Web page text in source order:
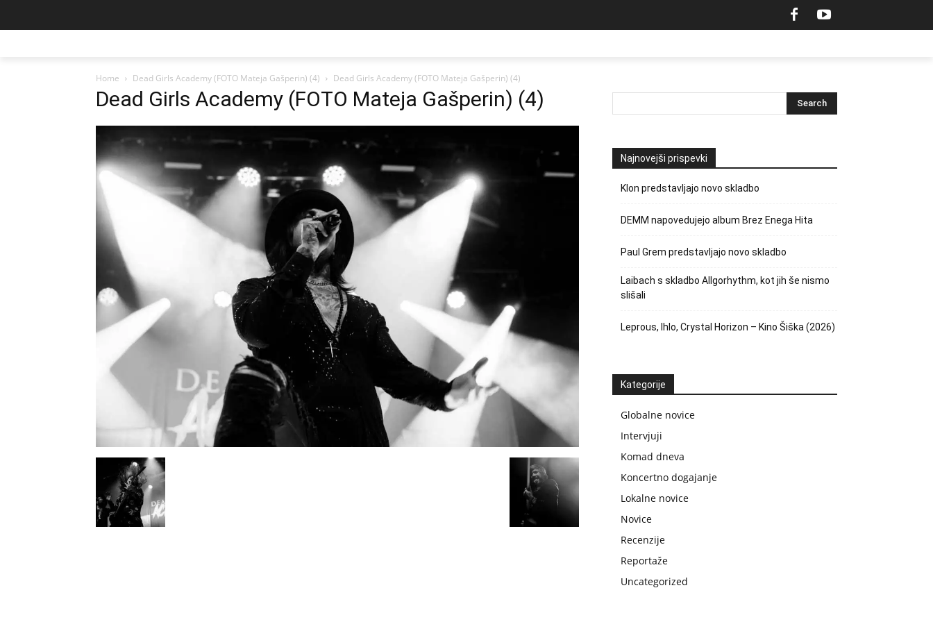
Home Dead Girls Academy (FOTO Mateja Gašperin) (4) Dead Girls Academy (FOTO Mateja Gašperin) (4)
Dead Girls Academy (FOTO Mateja Gašperin) (4)
Najnovejši prispevki
Klon predstavljajo novo skladbo
DEMM napovedujejo album Brez Enega Hita
Paul Grem predstavljajo novo skladbo
Laibach s skladbo Allgorhythm, kot jih še nismo
slišali
Leprous, Ihlo, Crystal Horizon – Kino Šiška (2026)
Kategorije
Globalne novice
Intervjuji
Komad dneva
Koncertno dogajanje
Lokalne novice
Novice
Recenzije
Reportaže
Uncategorized